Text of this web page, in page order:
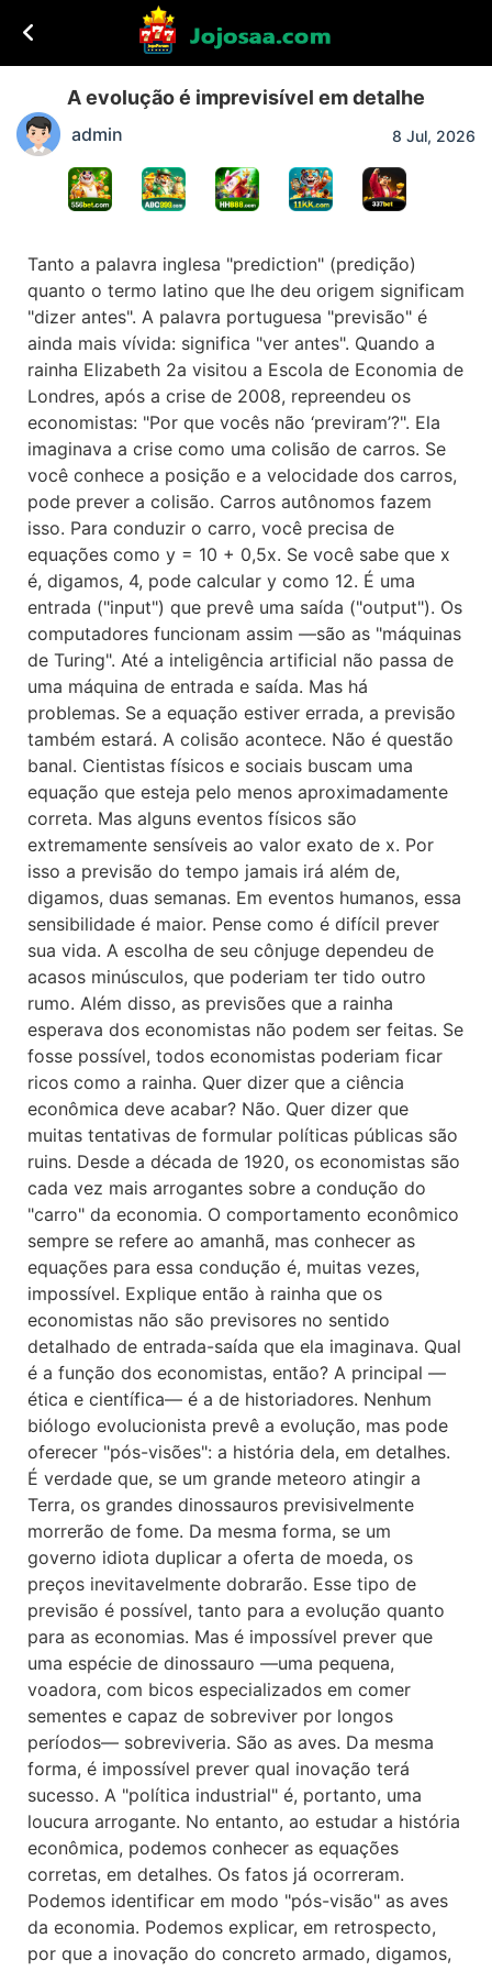
A evolução é imprevisível em detalhe
admin 8 Jul, 2026
Tanto a palavra inglesa "prediction" (predição)
quanto o termo latino que lhe deu origem significam
"dizer antes". A palavra portuguesa "previsão" é
ainda mais vívida: significa "ver antes". Quando a
rainha Elizabeth 2a visitou a Escola de Economia de
Londres, após a crise de 2008, repreendeu os
economistas: "Por que vocês não ‘previram’?". Ela
imaginava a crise como uma colisão de carros. Se
você conhece a posição e a velocidade dos carros,
pode prever a colisão. Carros autônomos fazem
isso. Para conduzir o carro, você precisa de
equações como y = 10 + 0,5x. Se você sabe que x
é, digamos, 4, pode calcular y como 12. É uma
entrada ("input") que prevê uma saída ("output"). Os
computadores funcionam assim —são as "máquinas
de Turing". Até a inteligência artificial não passa de
uma máquina de entrada e saída. Mas há
problemas. Se a equação estiver errada, a previsão
também estará. A colisão acontece. Não é questão
banal. Cientistas físicos e sociais buscam uma
equação que esteja pelo menos aproximadamente
correta. Mas alguns eventos físicos são
extremamente sensíveis ao valor exato de x. Por
isso a previsão do tempo jamais irá além de,
digamos, duas semanas. Em eventos humanos, essa
sensibilidade é maior. Pense como é difícil prever
sua vida. A escolha de seu cônjuge dependeu de
acasos minúsculos, que poderiam ter tido outro
rumo. Além disso, as previsões que a rainha
esperava dos economistas não podem ser feitas. Se
fosse possível, todos economistas poderiam ficar
ricos como a rainha. Quer dizer que a ciência
econômica deve acabar? Não. Quer dizer que
muitas tentativas de formular políticas públicas são
ruins. Desde a década de 1920, os economistas são
cada vez mais arrogantes sobre a condução do
"carro" da economia. O comportamento econômico
sempre se refere ao amanhã, mas conhecer as
equações para essa condução é, muitas vezes,
impossível. Explique então à rainha que os
economistas não são previsores no sentido
detalhado de entrada-saída que ela imaginava. Qual
é a função dos economistas, então? A principal —
ética e científica— é a de historiadores. Nenhum
biólogo evolucionista prevê a evolução, mas pode
oferecer "pós-visões": a história dela, em detalhes.
É verdade que, se um grande meteoro atingir a
Terra, os grandes dinossauros previsivelmente
morrerão de fome. Da mesma forma, se um
governo idiota duplicar a oferta de moeda, os
preços inevitavelmente dobrarão. Esse tipo de
previsão é possível, tanto para a evolução quanto
para as economias. Mas é impossível prever que
uma espécie de dinossauro —uma pequena,
voadora, com bicos especializados em comer
sementes e capaz de sobreviver por longos
períodos— sobreviveria. São as aves. Da mesma
forma, é impossível prever qual inovação terá
sucesso. A "política industrial" é, portanto, uma
loucura arrogante. No entanto, ao estudar a história
econômica, podemos conhecer as equações
corretas, em detalhes. Os fatos já ocorreram.
Podemos identificar em modo "pós-visão" as aves
da economia. Podemos explicar, em retrospecto,
por que a inovação do concreto armado, digamos,